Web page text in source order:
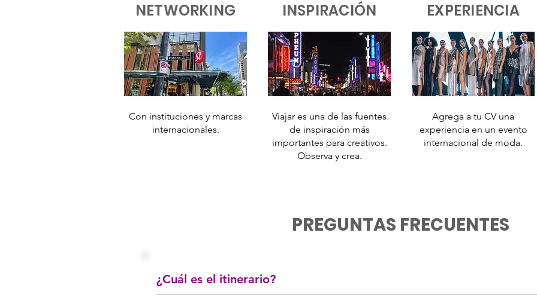
Con instituciones y marcas
internacionales.
NETWORKING INSPIRACIÓN
Viajar es una de las fuentes
de inspiración más
importantes para creativos.
Observa y crea.
EXPERIENCIA
Agrega a tu CV una
experiencia en un evento
internacional de moda.
PREGUNTAS FRECUENTES
¿Cuál es el itinerario?